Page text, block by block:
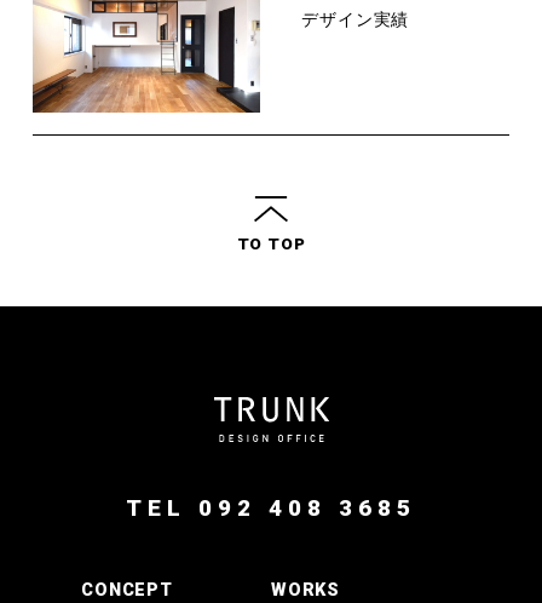
デザイン実績
TO TOP
TEL 092 408 3685
CONCEPT WORKS